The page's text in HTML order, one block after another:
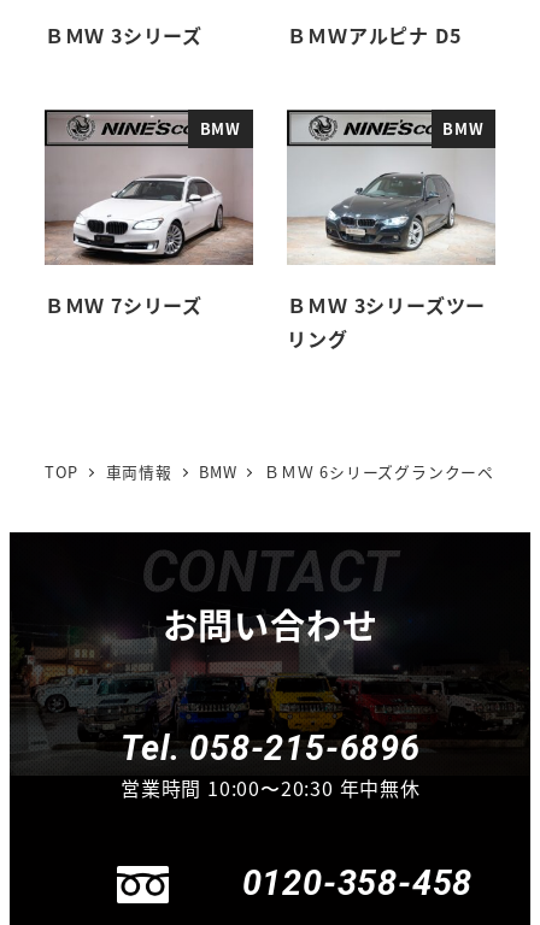
ＢＭＷ 3シリーズ ＢＭＷアルピナ D5
BMW
ＢＭＷ 7シリーズ
BMW
ＢＭＷ 3シリーズツー
リング
TOP 車両情報 BMW ＢＭＷ 6シリーズグランクーペ
CONTACT
お問い合わせ
Tel. 058-215-6896
営業時間 10:00〜20:30 年中無休
0120-358-458